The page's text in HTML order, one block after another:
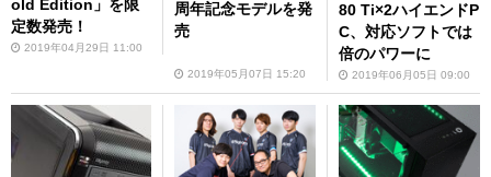
old Edition」を限
定数発売！
2019年04月29日 11:00
周年記念モデルを発
売
2019年05月07日 15:20
80 Ti×2ハイエンドP
C、対応ソフトでは
倍のパワーに
2019年06月05日 09:00